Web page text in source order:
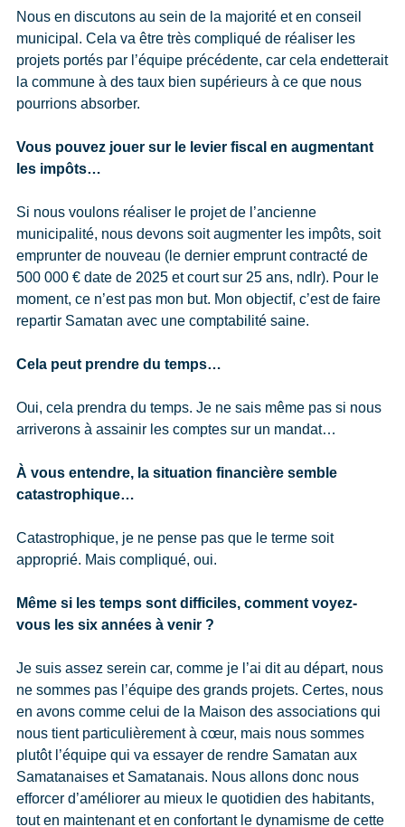
Nous en discutons au sein de la majorité et en conseil
municipal. Cela va être très compliqué de réaliser les
projets portés par l’équipe précédente, car cela endetterait
la commune à des taux bien supérieurs à ce que nous
pourrions absorber.
Vous pouvez jouer sur le levier fiscal en augmentant
les impôts…
Si nous voulons réaliser le projet de l’ancienne
municipalité, nous devons soit augmenter les impôts, soit
emprunter de nouveau (le dernier emprunt contracté de
500 000 € date de 2025 et court sur 25 ans, ndlr). Pour le
moment, ce n’est pas mon but. Mon objectif, c’est de faire
repartir Samatan avec une comptabilité saine.
Cela peut prendre du temps…
Oui, cela prendra du temps. Je ne sais même pas si nous
arriverons à assainir les comptes sur un mandat…
À vous entendre, la situation financière semble
catastrophique…
Catastrophique, je ne pense pas que le terme soit
approprié. Mais compliqué, oui.
Même si les temps sont difficiles, comment voyez-
vous les six années à venir ?
Je suis assez serein car, comme je l’ai dit au départ, nous
ne sommes pas l’équipe des grands projets. Certes, nous
en avons comme celui de la Maison des associations qui
nous tient particulièrement à cœur, mais nous sommes
plutôt l’équipe qui va essayer de rendre Samatan aux
Samatanaises et Samatanais. Nous allons donc nous
efforcer d’améliorer au mieux le quotidien des habitants,
tout en maintenant et en confortant le dynamisme de cette